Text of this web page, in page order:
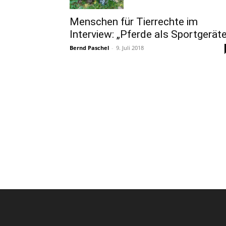
Menschen für Tierrechte im
Interview: „Pferde als
Bernd Paschel - 9. Juli 2018